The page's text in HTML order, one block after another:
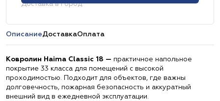
Доставка в город:
ОписаниеДоставкаОплата
Ковролин Haima Classic 18 — практичное напольное
покрытие 33 класса для помещений с высокой
проходимостью. Подходит для объектов, где важны
долговечность, пожарная безопасность и аккуратный
внешний вид в ежедневной эксплуатации.